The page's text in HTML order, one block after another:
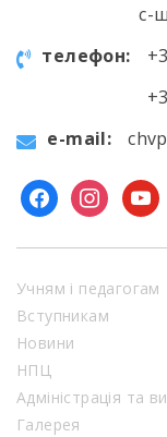
с-
телефон:
e-mail:
facebookinstagram
Учням і педагогам
Вступникам
Новини
НПЦ
Адміністрація та
Галерея